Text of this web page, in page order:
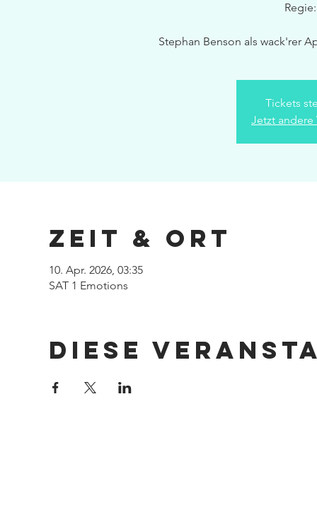
Stephan Benson als wack'rer
Tickets
Jetzt andere
Zeit & Ort
10. Apr. 2026, 03:35
SAT 1 Emotions
Diese